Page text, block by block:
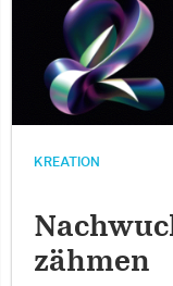
KREATION
zähmen